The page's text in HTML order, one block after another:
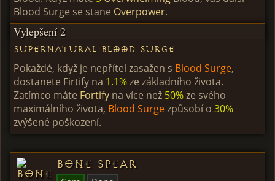
Blood Surge se stane Overpower.
Vylepšení 2
Supernatural Blood Surge
Pokaždé, když je nepřítel zasažen s Blood Surge,
dostanete Firtify na 1.1%ze základního života.
Zatímco máte Fortify na více než 50%ze svého
maximálního života, Blood Surgezpůsobí o 30%
zvýšené poškození.
Bone Spear